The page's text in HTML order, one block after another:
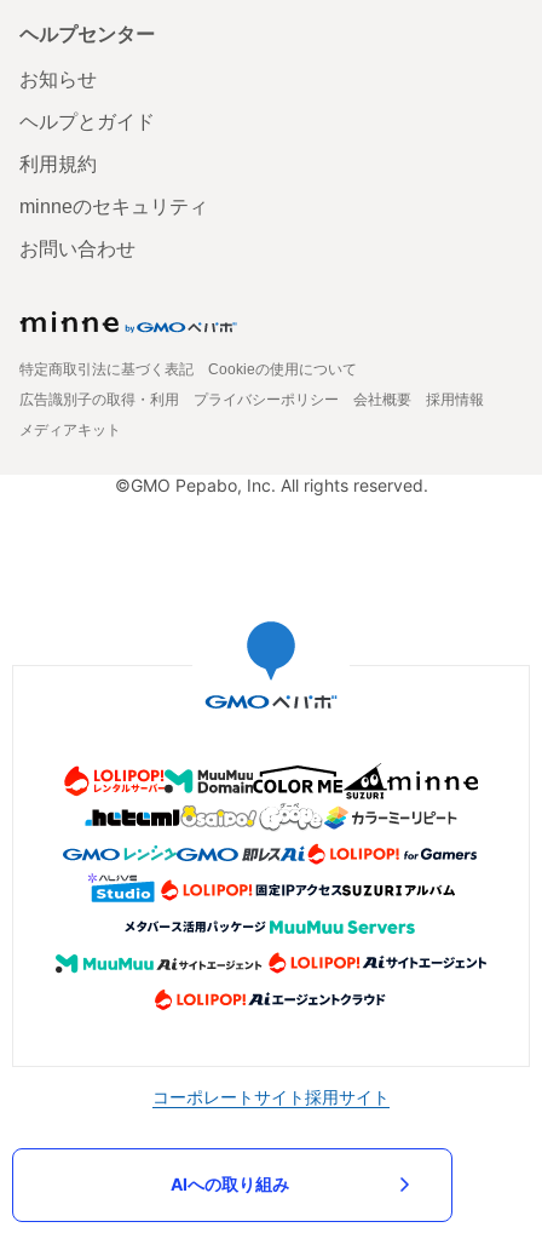
ヘルプセンター
お知らせ
ヘルプとガイド
利用規約
minneのセキュリティ
お問い合わせ
特定商取引法に基づく表記
Cookieの使用について
広告識別子の取得・利用
プライバシーポリシー 会社概要
採用情報
メディアキット
©GMO Pepabo, Inc. All rights reserved.
コーポレートサイト採用サイト
AIへの取り組み